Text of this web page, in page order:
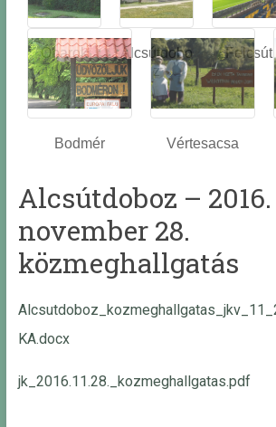
Óbarok
Alcsútdobo
z
Felcsút
Bodmér Vértesacsa
Alcsútdoboz – 2016.
november 28.
közmeghallgatás
KA.docx
jk_2016.11.28._kozmeghallgatas.pdf